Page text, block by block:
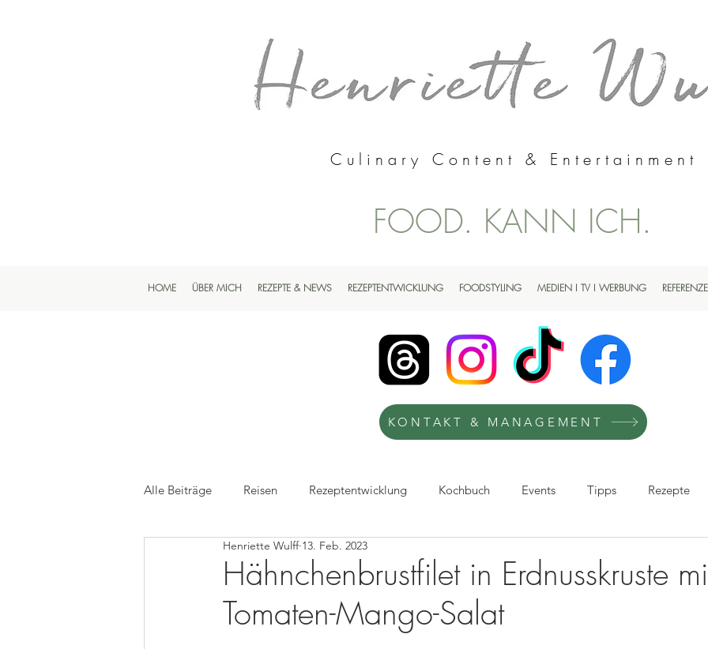
Culinary Content & Entertainment
FOOD. KANN ICH.
HOME ÜBER MICH REZEPTE & NEWS REZEPTENTWICKLUNG FOODSTYLING MEDIEN I TV I WERBUNG
KONTAKT & MANAGEMENT
Alle Beiträge Reisen Rezeptentwicklung Kochbuch Events Tipps Rezepte
TV Foodfotografie
Hähnchenbrustfilet in Erdnusskruste
Tomaten-Mango-Salat
Henriette Wulff 13. Feb. 2023